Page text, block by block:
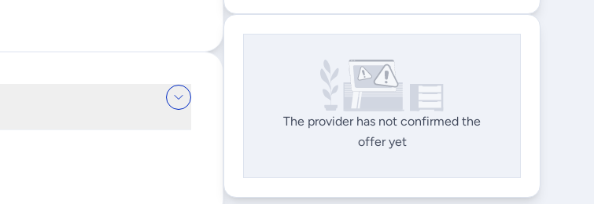
The provider has not confirmed the
offer yet